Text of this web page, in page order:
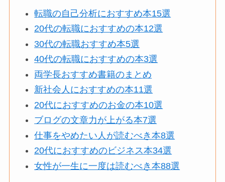
転職の自己分析におすすめ本15選
20代の転職におすすめの本12選
30代の転職おすすめ本5選
40代の転職におすすめの本3選
両学長おすすめ書籍のまとめ
新社会人におすすめの本11選
20代におすすめのお金の本10選
ブログの文章力が上がる本7選
仕事をやめたい人が読むべき本8選
20代におすすめのビジネス本34選
女性が一生に一度は読むべき本88選